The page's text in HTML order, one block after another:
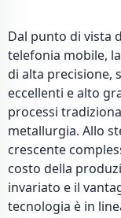
Dal punto di vista
telefonia mobile,
di alta precisione,
eccellenti e alto
processi
metallurgia. Allo
crescente
costo della
invariato e il
tecnologia è in